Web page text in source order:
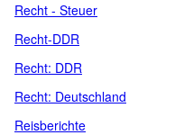
Recht - Steuer
Recht-DDR
Recht: DDR
Recht: Deutschland
Reisberichte